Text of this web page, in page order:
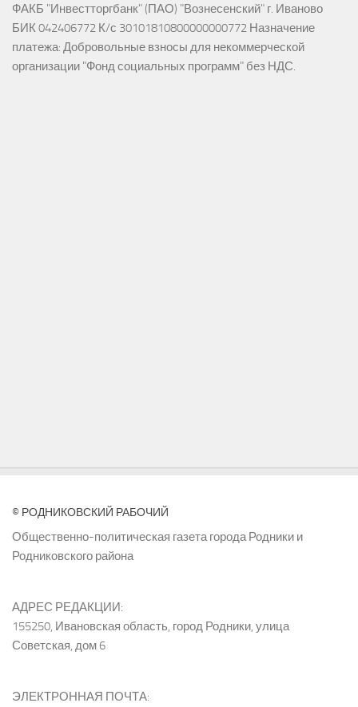
ФАКБ "Инвестторгбанк" (ПАО) "Вознесенский" г. Иваново
БИК 042406772 К/с 30101810800000000772 Назначение
платежа: Добровольные взносы для некоммерческой
организации "Фонд социальных программ" без НДС.
© РОДНИКОВСКИЙ РАБОЧИЙ
Общественно-политическая газета города Родники и
Родниковского района
АДРЕС РЕДАКЦИИ:
155250, Ивановская область, город Родники, улица
Советская, дом 6
ЭЛЕКТРОННАЯ ПОЧТА: